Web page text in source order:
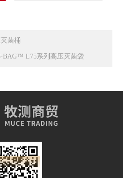
菌桶
BAG™ L75系列高压灭菌袋